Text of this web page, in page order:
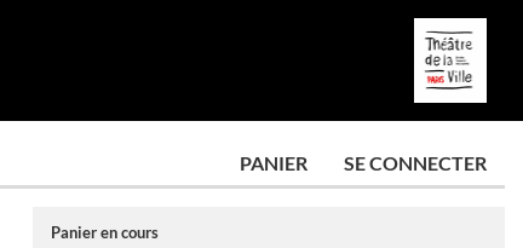
PANIER SE CONNECTER
Panier en cours